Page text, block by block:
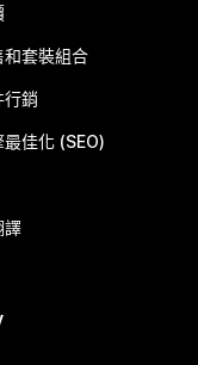
和套裝組合
行銷
佳化 (SEO)
譯